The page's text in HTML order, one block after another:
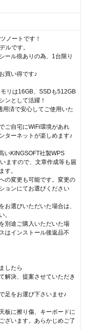
ノートです！
ルです。
ール痕ありの為、1台限り
買い得です♪
リは16GB、SSDも512GB
ンとして活躍！
済で安心してご使用いた
ご自宅にWiFi環境があれ
ターネットが楽しめます♪
いKINGSOFT社製WPS
ますので、文章作成等も届
す。
の変更も可能です。変更の
ョンにてお選びください
選びいただいた場合は、
。
別途ご購入いただいた場
はインストール後返品不
したら
解決、提案させていただき
足をお運び下さいませ♪
板に擦り傷、キーボードに
ざいます。あらかじめご了